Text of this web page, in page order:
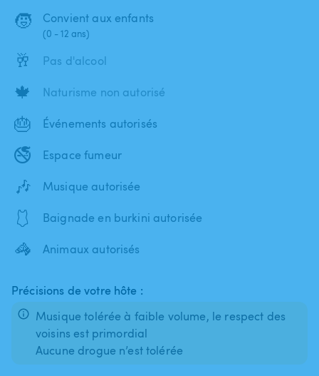
🧒 Convient aux enfants
(0 - 12 ans)
🥂 Pas d'alcool
🍁 Naturisme non autorisé
🎂 Événements autorisés
🚭 Espace fumeur
🎶 Musique autorisée
🩱 Baignade en burkini autorisée
🦓 Animaux autorisés
Précisions de votre hôte :
Musique tolérée à faible volume, le respect des
voisins est primordial
Aucune drogue n’est tolérée